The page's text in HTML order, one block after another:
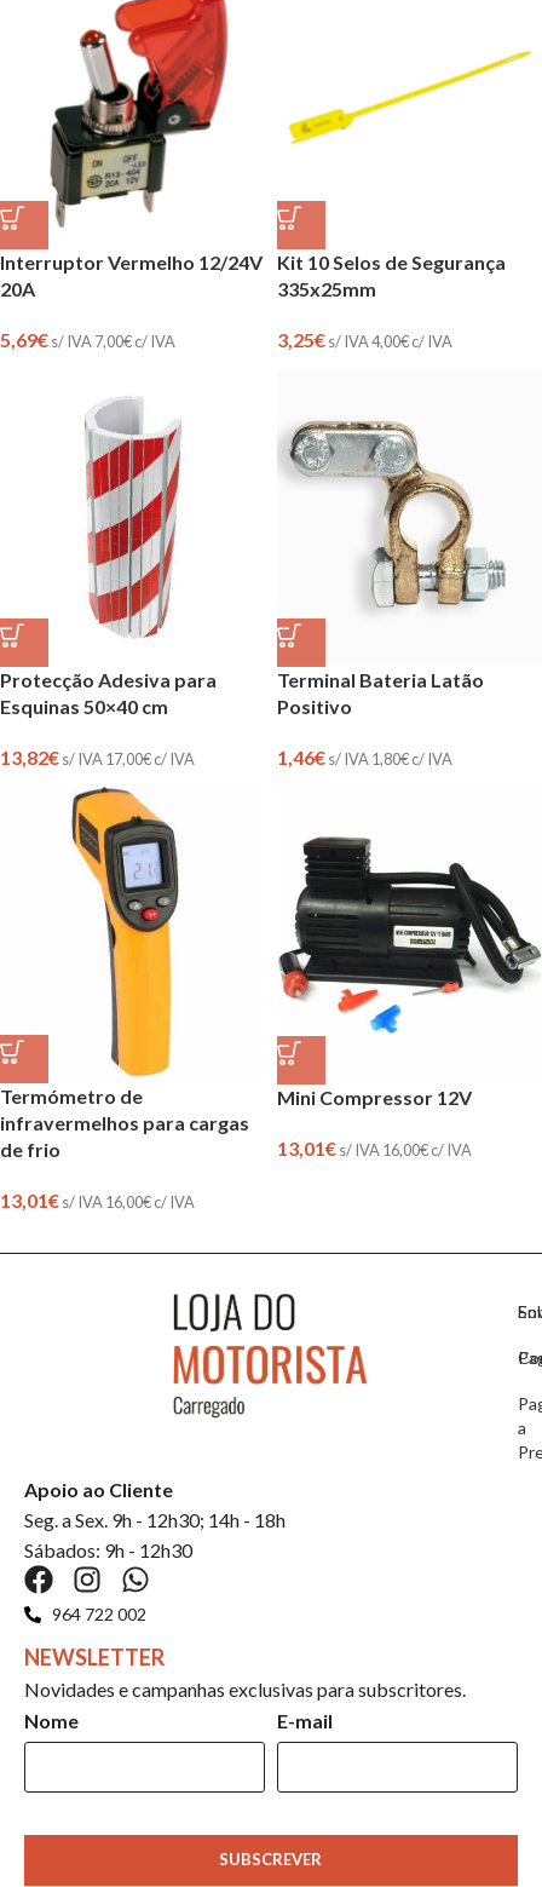
Interruptor Vermelho 12/24V
20A
5,69€s/ IVA 7,00€c/ IVA
Kit 10 Selos de Segurança
335x25mm
3,25€s/ IVA4,00€c/ IVA
Protecção Adesiva para
Esquinas 50×40 cm
13,82€s/ IVA 17,00€c/ IVA
Terminal Bateria Latão
Positivo
1,46€s/ IVA 1,80€c/ IVA
Termómetro de
infravermelhos para cargas
de frio
13,01€s/ IVA16,00€c/ IVA
Mini Compressor 12V
13,01€s/ IVA 16,00€c/ IVA
a
Apoio ao Cliente
Seg. a Sex. 9h - 12h30; 14h - 18h
Sábados: 9h - 12h30
964 722 002
NEWSLETTER
Novidades e campanhas exclusivas para subscritores.
Nome
E-mail
SUBSCREVER